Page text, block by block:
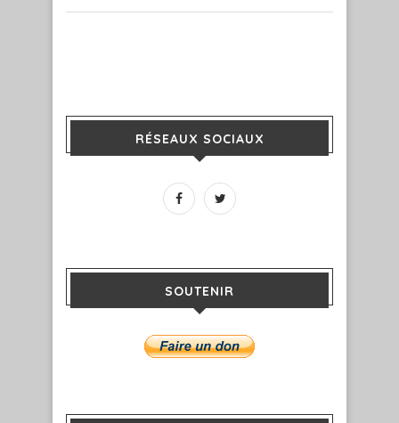
RÉSEAUX SOCIAUX
SOUTENIR